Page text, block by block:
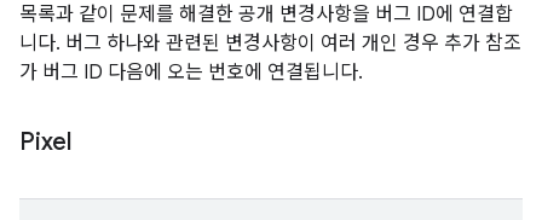
목록과 같이 문제를 해결한 공개 변경사항을 버그 ID에 연결합
니다. 버그 하나와 관련된 변경사항이 여러 개인 경우 추가 참조
가 버그 ID 다음에 오는 번호에 연결됩니다.
Pixel